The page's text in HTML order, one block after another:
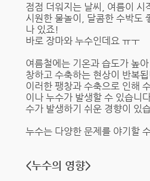
점점 더워지는 날씨, 여름이 시
시원한 물놀이, 달콤한 수박도
나 있죠!
바로 장마와 누수인데요 ㅠㅜ
여름철에는 기온과 습도가 높
창하고 수축하는 현상이 반복됩
이러한 팽창과 수축으로 인해
이나 누수가 발생할 수 있습니
수가 발생하기 쉬운 경향이 있
누수는 다양한 문제를 야기할
<누수의 영향>